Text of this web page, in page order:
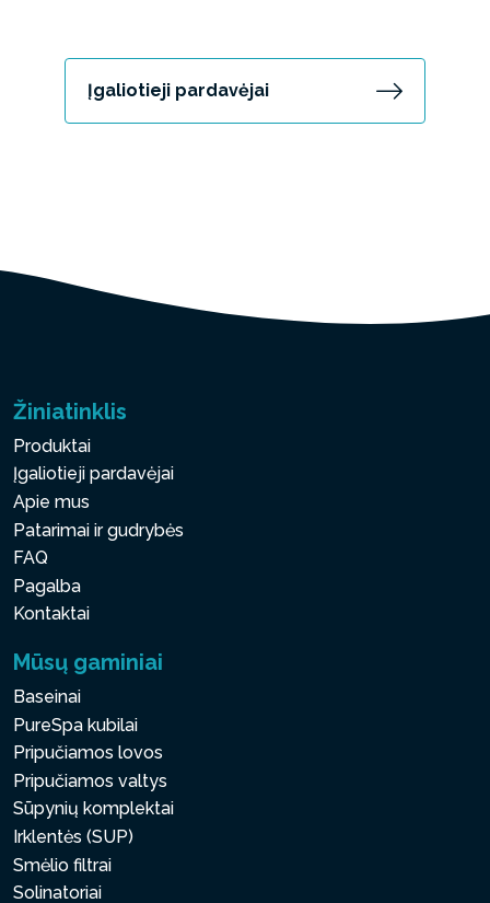
Įgaliotieji pardavėjai
Žiniatinklis
Produktai
Įgaliotieji pardavėjai
Apie mus
Patarimai ir gudrybės
FAQ
Pagalba
Kontaktai
Mūsų gaminiai
Baseinai
PureSpa kubilai
Pripučiamos lovos
Pripučiamos valtys
Sūpynių komplektai
Irklentės (SUP)
Smėlio filtrai
Solinatoriai